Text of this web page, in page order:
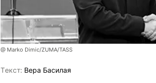
@ Marko Dimic/ZUMA/TASS
Tекст: Вера Басилая